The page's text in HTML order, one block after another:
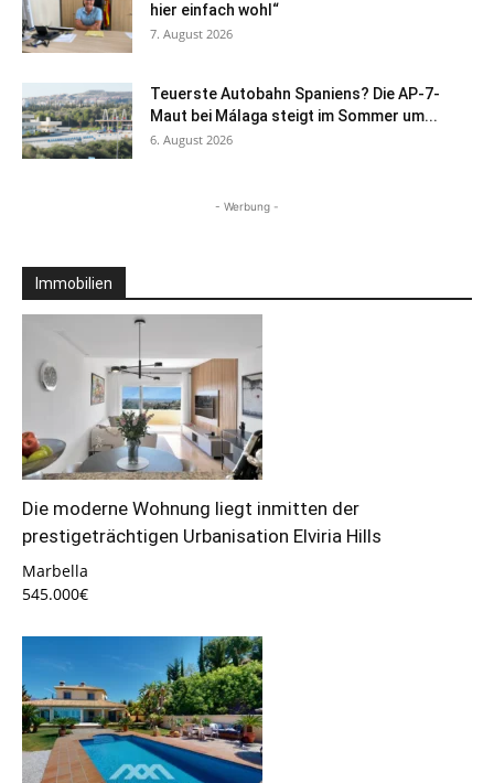
hier einfach wohl“
7. August 2026
Teuerste Autobahn Spaniens? Die AP-7-
Maut bei Málaga steigt im Sommer um...
6. August 2026
- Werbung -
Immobilien
Die moderne Wohnung liegt inmitten der
prestigeträchtigen Urbanisation Elviria Hills
Marbella
545.000€